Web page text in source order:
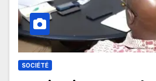
SOCIÉTÉ